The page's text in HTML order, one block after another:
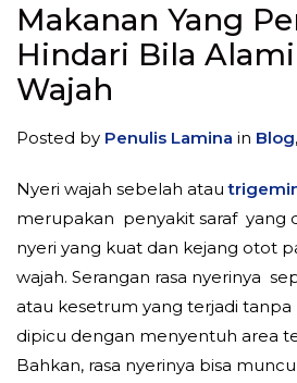
Makanan Yang
Hindari Bila
Wajah
Posted by Penulis Lamina in Blog,
Nyeri wajah sebelah atau
merupakan penyakit saraf yang
nyeri yang kuat dan kejang otot
wajah. Serangan rasa nyerinya
atau kesetrum yang terjadi
dipicu dengan menyentuh area
Bahkan, rasa nyerinya bisa